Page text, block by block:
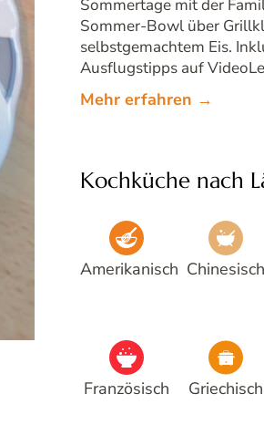
Sommertage mit der
Sommer-Bowl über
selbstgemachtem Eis.
Ausflugstipps auf
Mehr erfahren →
Kochküche nach
Amerikanisch Chinesisch
Französisch Griechisch